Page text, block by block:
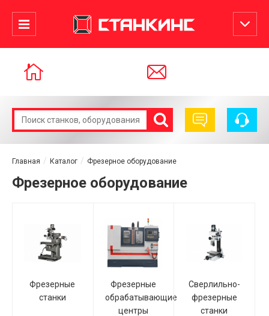
Главная Каталог Фрезерное оборудование
Фрезерное оборудование
Фрезерные
станки
Фрезерные
обрабатывающие
центры
Сверлильно-
фрезерные
станки